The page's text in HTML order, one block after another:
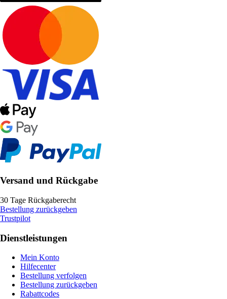
Versand und Rückgabe
30 Tage Rückgaberecht
Bestellung zurückgeben
Trustpilot
Dienstleistungen
Mein Konto
Hilfecenter
Bestellung verfolgen
Bestellung zurückgeben
Rabattcodes